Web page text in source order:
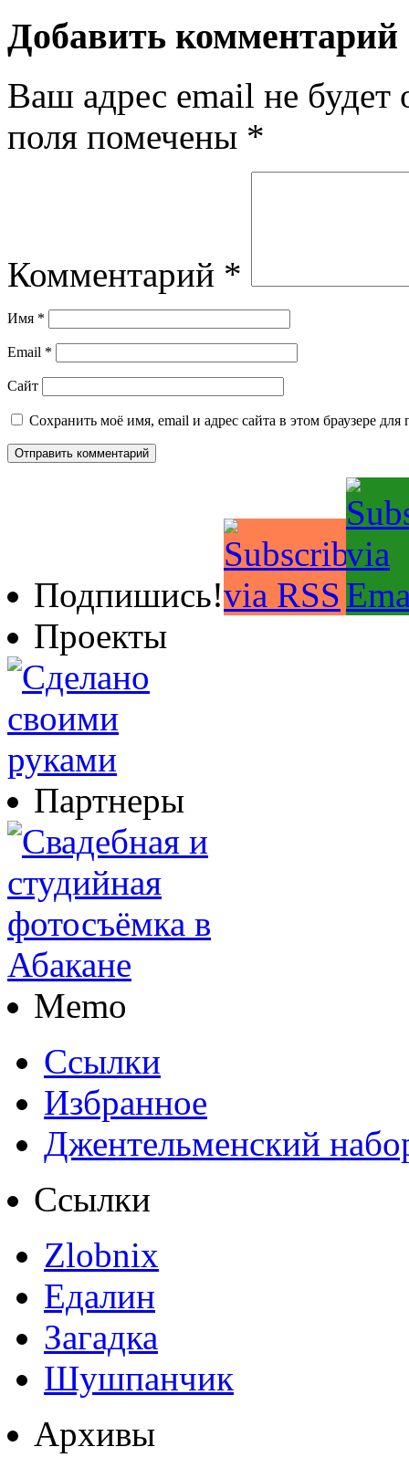
Добавить комментарий
Ваш адрес email не будет
поля помечены *
Комментарий *
Имя *
Email *
Сайт
Сохранить моё имя, email и адрес сайта в этом браузере
Подпишись!
Проекты
Партнеры
Memo
Ссылки
Избранное
Джентельменский
Ссылки
Zlobnix
Едалин
Загадка
Шушпанчик
Архивы